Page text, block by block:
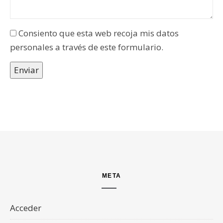
Consiento que esta web recoja mis datos
personales a través de este formulario.
Enviar
META
Acceder